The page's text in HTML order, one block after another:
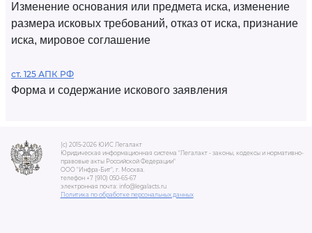
Изменение основания или предмета иска, изменение
размера исковых требований, отказ от иска, признание
иска, мировое соглашение
ст. 125 АПК РФ
Форма и содержание искового заявления
(c) 2015-2026 ЮИС Легалакт
Юридическая информационная система "Легалакт - законы, кодексы и нормативно-
правовые акты Российской Федерации"
ООО "Инфра-Бит", г. Москва.
телефон +7 (910) 050-65-67
электронная почта: info@legalacts.ru
Политика по обработке персональных данных